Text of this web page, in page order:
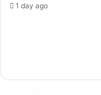
1 day ago